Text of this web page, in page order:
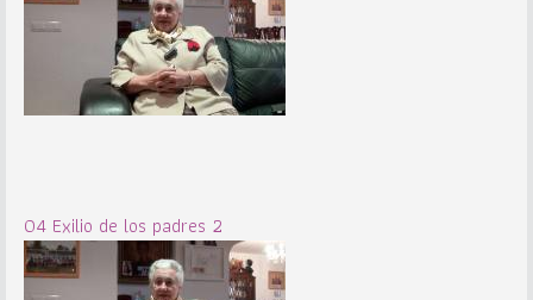
04 Exilio de los padres 2